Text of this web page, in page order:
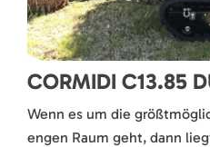
CORMIDI C13.85
Wenn es um die
engen Raum geht, dann